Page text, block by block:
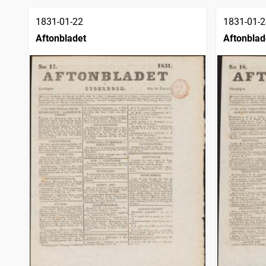
1831-01-22
Aftonbladet
1831-01-